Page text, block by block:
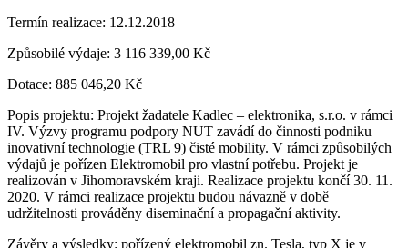
Termín realizace: 12.12.2018
Způsobilé výdaje: 3 116 339,00 Kč
Dotace: 885 046,20 Kč
Popis projektu: Projekt žadatele Kadlec – elektronika, s.r.o. v rámci
IV. Výzvy programu podpory NUT zavádí do činnosti podniku
inovativní technologie (TRL 9) čisté mobility. V rámci způsobilých
výdajů je pořízen Elektromobil pro vlastní potřebu. Projekt je
realizován v Jihomoravském kraji. Realizace projektu končí 30. 11.
2020. V rámci realizace projektu budou návazně v době
udržitelnosti prováděny diseminační a propagační aktivity.
Závěry a výsledky: pořízený elektromobil zn. Tesla, typ X je v